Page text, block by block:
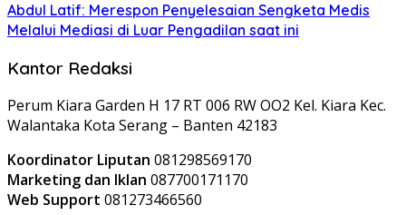
Abdul Latif: Merespon Penyelesaian Sengketa Medis
Melalui Mediasi di Luar Pengadilan saat ini
Kantor Redaksi
Perum Kiara Garden H 17 RT 006 RW OO2 Kel. Kiara Kec.
Walantaka Kota Serang – Banten 42183
Koordinator Liputan 081298569170
Marketing dan Iklan 087700171170
Web Support 081273466560